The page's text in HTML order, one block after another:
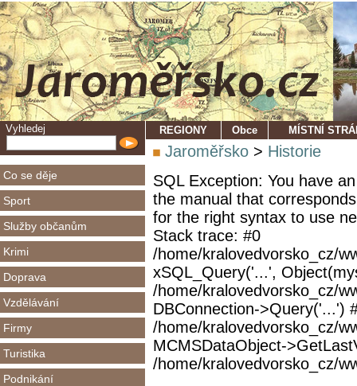
Vyhledej
Co se děje
Sport
Služby občanům
Krimi
Doprava
Vzdělávání
Firmy
Turistika
Podnikání
REGIONY Obce MÍSTNÍ
Jaroměřsko > Historie
SQL Exception: You have
the manual that
for the right syntax to use
Stack trace: #0
/home/kralovedvorsko_cz/
xSQL_Query('...',
/home/kralovedvorsko_cz/
DBConnection->Query('...')
/home/kralovedvorsko_cz/
MCMSDataObject-
/home/kralovedvorsko_cz/